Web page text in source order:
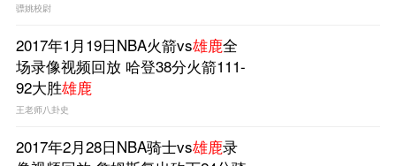
骠姚校尉
2017年1月19日NBA火箭vs雄鹿全
场录像视频回放 哈登38分火箭111-
92大胜雄鹿
王老师八卦史
2017年2月28日NBA骑士vs雄鹿录